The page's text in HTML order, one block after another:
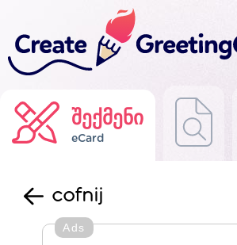
შექმენი
eCard
cofnij
Ads